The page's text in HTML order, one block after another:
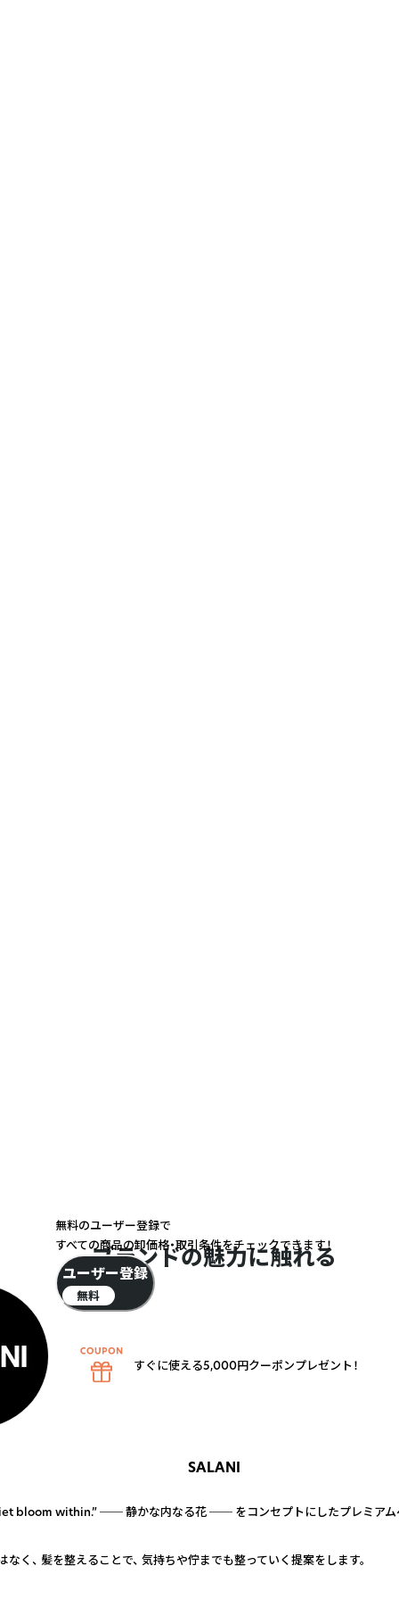
ブランドの魅力に触れる
SALANI
bloom within.” ── 静かな内なる花 ── をコンセプトにしたプレミアム
く、 髪を整えることで、 気持ちや佇までも整っていく提案をします。
無料のユーザー登録で
すべての商品の卸価格・取引条件をチェックできます！
ユーザー登録
無料
すぐに使える5,000円クーポンプレゼント！